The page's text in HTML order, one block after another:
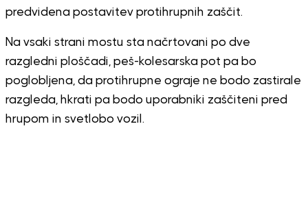
predvidena postavitev protihrupnih zaščit.
Na vsaki strani mostu sta načrtovani po dve
razgledni ploščadi, peš-kolesarska pot pa bo
poglobljena, da protihrupne ograje ne bodo zastirale
razgleda, hkrati pa bodo uporabniki zaščiteni pred
hrupom in svetlobo vozil.